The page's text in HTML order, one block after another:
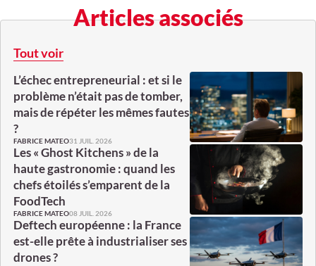
Articles associés
Tout voir
L’échec entrepreneurial : et si le
problème n’était pas de tomber,
mais de répéter les mêmes fautes
?
FABRICE MATEO31 JUIL. 2026
Les « Ghost Kitchens » de la
haute gastronomie : quand les
chefs étoilés s’emparent de la
FoodTech
FABRICE MATEO08 JUIL. 2026
Deftech européenne : la France
est-elle prête à industrialiser ses
drones ?